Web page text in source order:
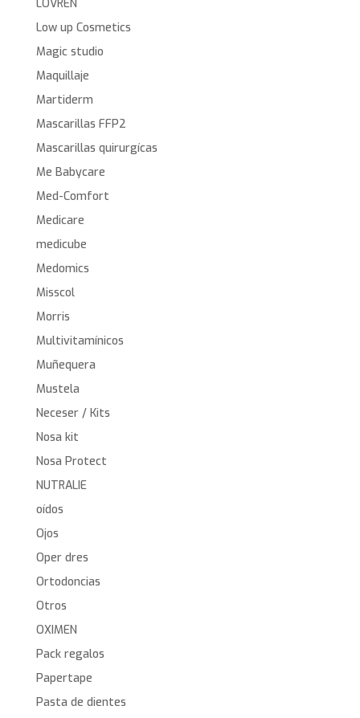
LOVREN
Low up Cosmetics
Magic studio
Maquillaje
Martiderm
Mascarillas FFP2
Mascarillas quirurgícas
Me Babycare
Med-Comfort
Medicare
medicube
Medomics
Misscol
Morris
Multivitamínicos
Muñequera
Mustela
Neceser / Kits
Nosa kit
Nosa Protect
NUTRALIE
oídos
Ojos
Oper dres
Ortodoncias
Otros
OXIMEN
Pack regalos
Papertape
Pasta de dientes